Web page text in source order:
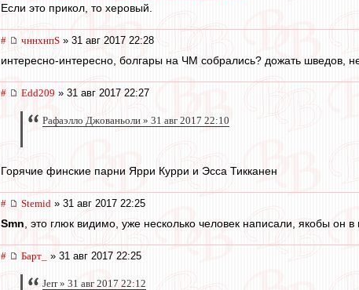
Если это прикол, то херовый.
# чннхнпS » 31 авг 2017 22:28
интересно-интересно, болгары на ЧМ собрались? дожать шведов,
# Edd209 » 31 авг 2017 22:27
Рафаэлло Джованьоли » 31 авг 2017 22:10
Горячие финские парни Ярри Курри и Эсса Тикканен
# Stemid » 31 авг 2017 22:25
Smn, это глюк видимо, уже несколько человек написали, якобы
# Барт_ » 31 авг 2017 22:25
Jerr » 31 авг 2017 22:12